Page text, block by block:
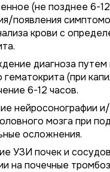
(не позднее 6-
появления
крови с
диагноза путем
гематокрита (при
6-12 часов.
нейросонографии
мозга при
осложнения.
УЗИ почек и
на почечные